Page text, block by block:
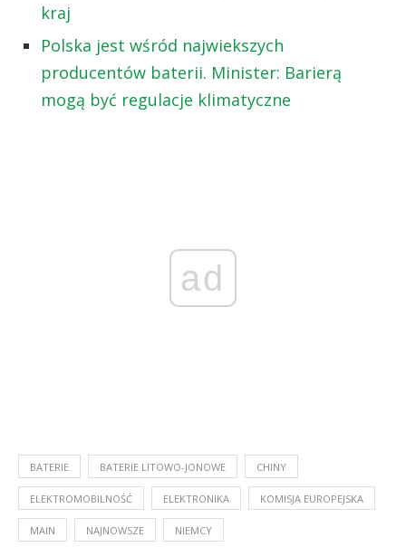
kraj
Polska jest wśród najwiekszych
producentów baterii. Minister: Barierą
mogą być regulacje klimatyczne
ad
BATERIE BATERIE LITOWO-JONOWE CHINY
ELEKTROMOBILNOŚĆ ELEKTRONIKA KOMISJA EUROPEJSKA
MAIN NAJNOWSZE NIEMCY